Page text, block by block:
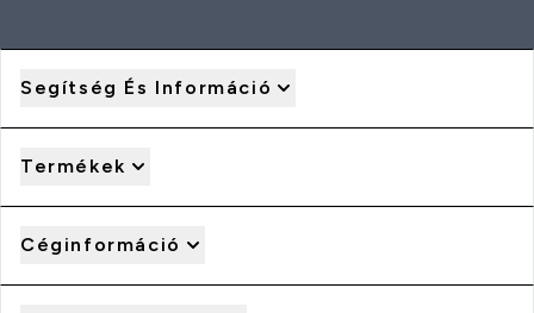
Segítség És Információ
Termékek
Céginformáció